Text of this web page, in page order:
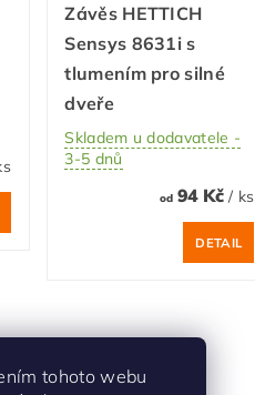
Závěs HETTICH
Sensys 8631i s
tlumením pro silné
dveře
Skladem u dodavatele -
3-5 dnů
od94 Kč / ks
DETAIL
tohoto webu